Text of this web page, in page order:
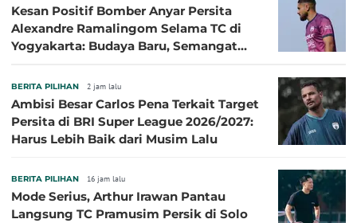
Kesan Positif Bomber Anyar Persita
Alexandre Ramalingom Selama TC di
Yogyakarta: Budaya Baru, Semangat
BERITA PILIHAN 2 jam lalu
Ambisi Besar Carlos Pena Terkait Target
Persita di BRI Super League 2026/2027:
Harus Lebih Baik dari Musim Lalu
BERITA PILIHAN 16 jam lalu
Mode Serius, Arthur Irawan Pantau
Langsung TC Pramusim Persik di Solo